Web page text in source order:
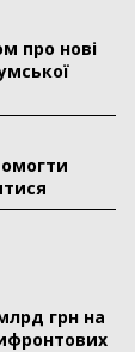
про нові
грн на